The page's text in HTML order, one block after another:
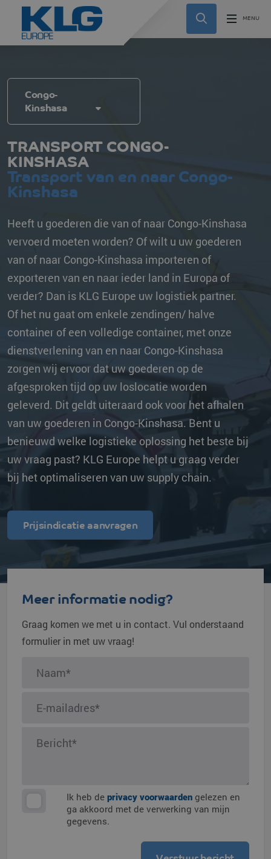
Congo-
Kinshasa
TRANSPORT CONGO-
KINSHASA
Transport van en naar Congo-
Kinshasa
Heeft u goederen die van of naar Congo-Kinshasa
vervoerd moeten worden? Of wilt u uw goederen
van of naar Congo-Kinshasa importeren of
exporteren van en naar ieder land in Europa of
verder? Dan is KLG Europe uw logistiek partner.
Of het nu gaat om enkele zendingen/ halve
container of een volledige container, met onze
dienstverlening van en naar Congo-Kinshasa
zorgen wij ervoor dat uw goederen op de
afgesproken tijd op uw loslocatie worden
geleverd. Dit geldt uiteraard ook voor het afhalen
van uw goederen in Congo-Kinshasa. Bent u
benieuwd welke logistieke oplossing het beste bij
uw vraag past? KLG Europe helpt u graag verder
bij het optimaliseren van uw supply chain.
Prijsindicatie aanvragen
Meer informatie nodig?
Graag komen we met u in contact. Vul onderstaand
formulier in met uw vraag!
Ik heb de privacy voorwaarden gelezen en
ga akkoord met de verwerking van mijn
gegevens.